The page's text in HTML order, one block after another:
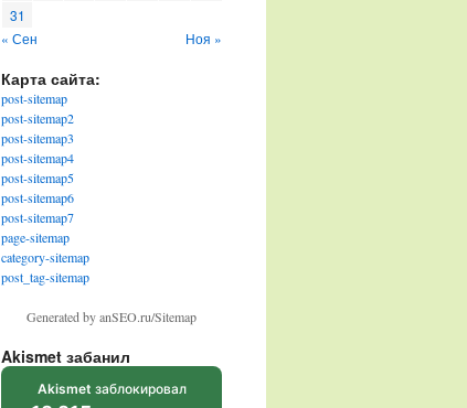
31
« Сен
Ноя »
Карта сайта:
post-sitemap
post-sitemap2
post-sitemap3
post-sitemap4
post-sitemap5
post-sitemap6
post-sitemap7
page-sitemap
category-sitemap
post_tag-sitemap
Generated by anSEO.ru/Sitemap
Akismet забанил
Akismet заблокировал